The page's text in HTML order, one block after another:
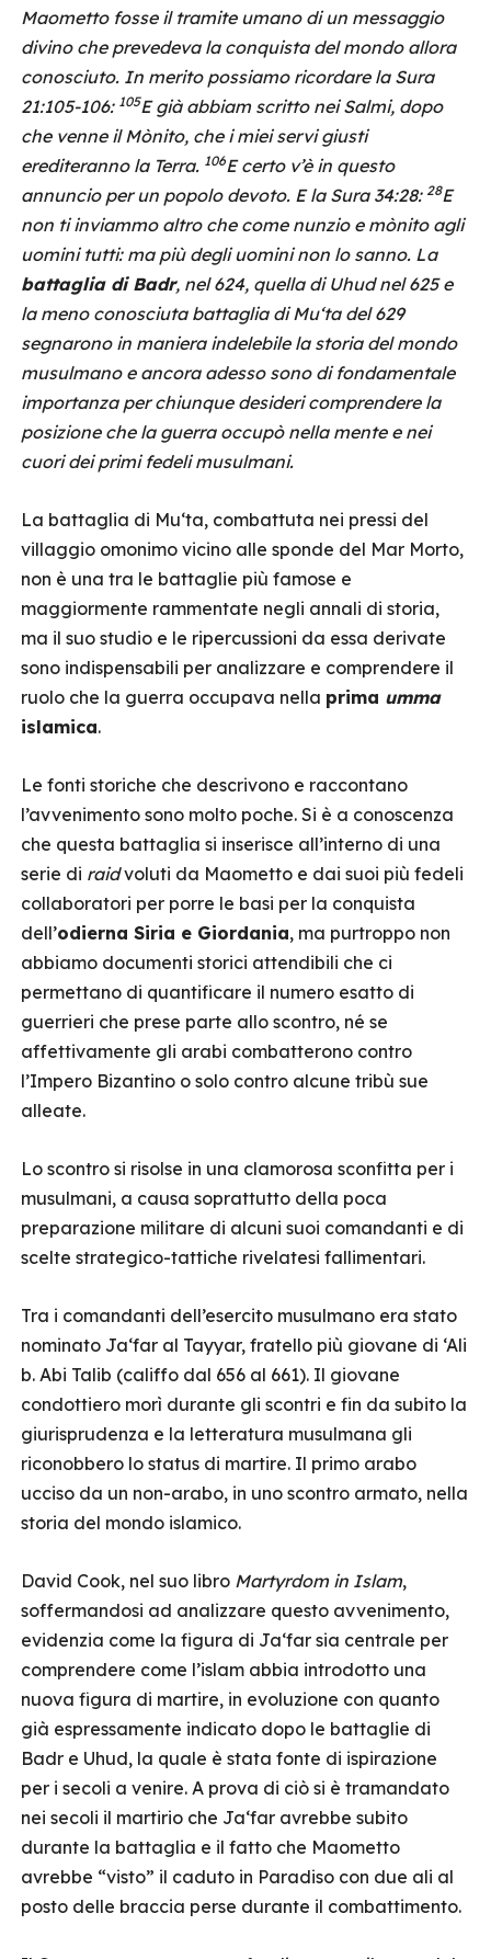
Maometto fosse il tramite umano di un messaggio
divino che prevedeva la conquista del mondo allora
conosciuto. In merito possiamo ricordare la Sura
21:105-106: 105E già abbiam scritto nei Salmi, dopo
che venne il Mònito, che i miei servi giusti
erediteranno la Terra. 106E certo v’è in questo
annuncio per un popolo devoto. E la Sura 34:28: 28E
non ti inviammo altro che come nunzio e mònito agli
uomini tutti: ma più degli uomini non lo sanno. La
battaglia di Badr, nel 624, quella di Uhud nel 625 e
la meno conosciuta battaglia di Mu‘ta del 629
segnarono in maniera indelebile la storia del mondo
musulmano e ancora adesso sono di fondamentale
importanza per chiunque desideri comprendere la
posizione che la guerra occupò nella mente e nei
cuori dei primi fedeli musulmani.
La battaglia di Mu‘ta, combattuta nei pressi del
villaggio omonimo vicino alle sponde del Mar Morto,
non è una tra le battaglie più famose e
maggiormente rammentate negli annali di storia,
ma il suo studio e le ripercussioni da essa derivate
sono indispensabili per analizzare e comprendere il
ruolo che la guerra occupava nella prima umma
islamica.
Le fonti storiche che descrivono e raccontano
l’avvenimento sono molto poche. Si è a conoscenza
che questa battaglia si inserisce all’interno di una
serie di raidvoluti da Maometto e dai suoi più fedeli
collaboratori per porre le basi per la conquista
dell’odierna Siria e Giordania, ma purtroppo non
abbiamo documenti storici attendibili che ci
permettano di quantificare il numero esatto di
guerrieri che prese parte allo scontro, né se
affettivamente gli arabi combatterono contro
l’Impero Bizantino o solo contro alcune tribù sue
alleate.
Lo scontro si risolse in una clamorosa sconfitta per i
musulmani, a causa soprattutto della poca
preparazione militare di alcuni suoi comandanti e di
scelte strategico-tattiche rivelatesi fallimentari.
Tra i comandanti dell’esercito musulmano era stato
nominato Ja‘far al Tayyar, fratello più giovane di ‘Ali
b. Abi Talib (califfo dal 656 al 661). Il giovane
condottiero morì durante gli scontri e fin da subito la
giurisprudenza e la letteratura musulmana gli
riconobbero lo status di martire. Il primo arabo
ucciso da un non-arabo, in uno scontro armato, nella
storia del mondo islamico.
David Cook, nel suo libro Martyrdom in Islam,
soffermandosi ad analizzare questo avvenimento,
evidenzia come la figura di Ja‘far sia centrale per
comprendere come l’islam abbia introdotto una
nuova figura di martire, in evoluzione con quanto
già espressamente indicato dopo le battaglie di
Badr e Uhud, la quale è stata fonte di ispirazione
per i secoli a venire. A prova di ciò si è tramandato
nei secoli il martirio che Ja‘far avrebbe subito
durante la battaglia e il fatto che Maometto
avrebbe “visto” il caduto in Paradiso con due ali al
posto delle braccia perse durante il combattimento.